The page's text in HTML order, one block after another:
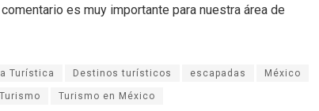
es muy importante para nuestra área de
Turística Destinos turísticos escapadas México
Turismo Turismo en México